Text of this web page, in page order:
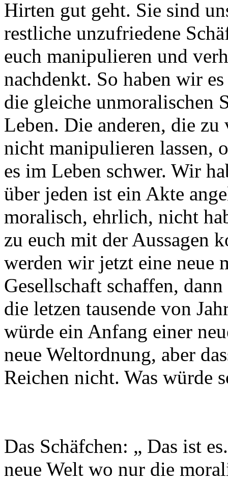
Hirten gut geht. Sie sind
restliche unzufriedene
euch manipulieren und
nachdenkt. So haben wir
die gleiche unmoralischen
Leben. Die anderen, die
nicht manipulieren lassen,
es im Leben schwer. Wir
über jeden ist ein Akte
moralisch, ehrlich, nicht
zu euch mit der Aussagen
werden wir jetzt eine neue
Gesellschaft schaffen,
die letzen tausende von
würde ein Anfang einer
neue Weltordnung, aber
Reichen nicht. Was würde
Das Schäfchen: „ Das ist
neue Welt wo nur die